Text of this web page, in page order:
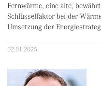
Fernwärme, eine alte,
Schlüsselfaktor bei der
Umsetzung der
02.01.2025